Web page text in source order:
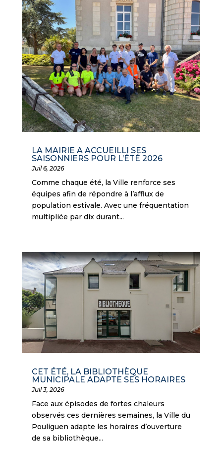
LA MAIRIE A ACCUEILLI SES
SAISONNIERS POUR L’ÉTÉ 2026
Juil 6, 2026
Comme chaque été, la Ville renforce ses
équipes afin de répondre à l’afflux de
population estivale. Avec une fréquentation
multipliée par dix durant...
CET ÉTÉ, LA BIBLIOTHÈQUE
MUNICIPALE ADAPTE SES HORAIRES
Juil 3, 2026
Face aux épisodes de fortes chaleurs
observés ces dernières semaines, la Ville du
Pouliguen adapte les horaires d’ouverture
de sa bibliothèque...